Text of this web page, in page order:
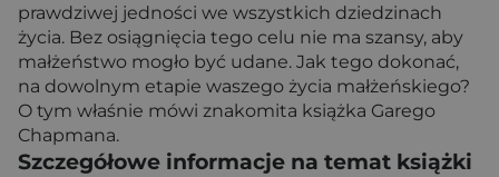
prawdziwej jedności we wszystkich dziedzinach
życia. Bez osiągnięcia tego celu nie ma szansy, aby
małżeństwo mogło być udane. Jak tego dokonać,
na dowolnym etapie waszego życia małżeńskiego?
O tym właśnie mówi znakomita książka Garego
Chapmana.
Szczegółowe informacje na temat książki